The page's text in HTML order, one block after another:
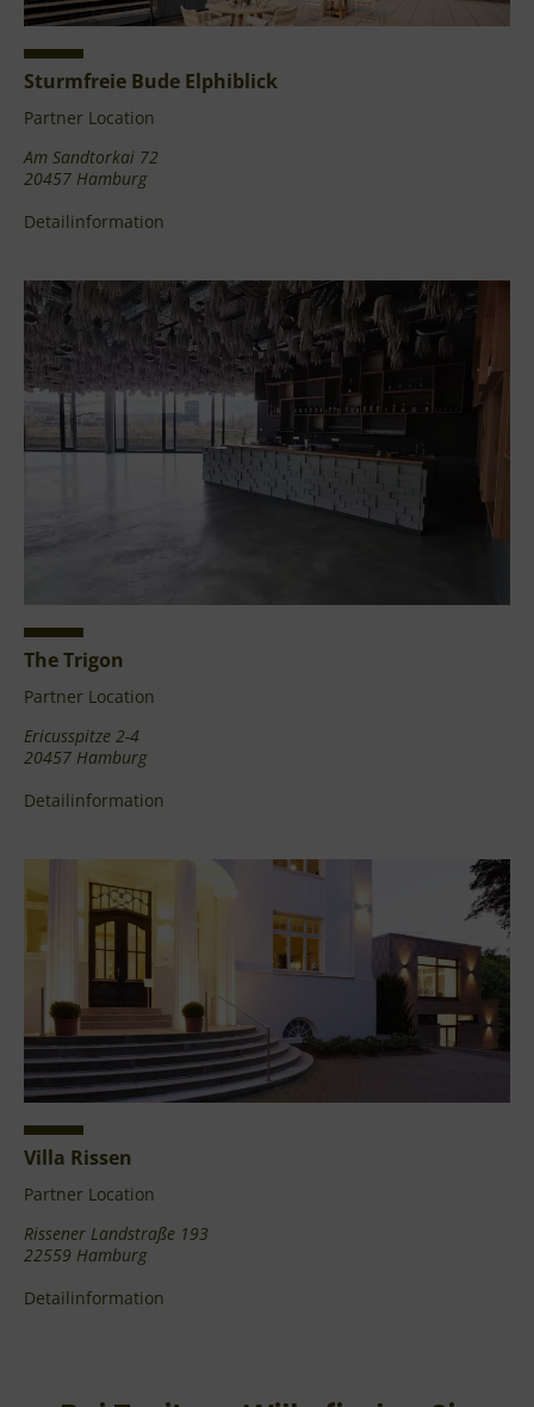
Sturmfreie Bude Elphiblick
Partner Location
Am Sandtorkai 72
20457 Hamburg
Detailinformation
The Trigon
Partner Location
Ericusspitze 2-4
20457 Hamburg
Detailinformation
Villa Rissen
Partner Location
Rissener Landstraße 193
22559 Hamburg
Detailinformation